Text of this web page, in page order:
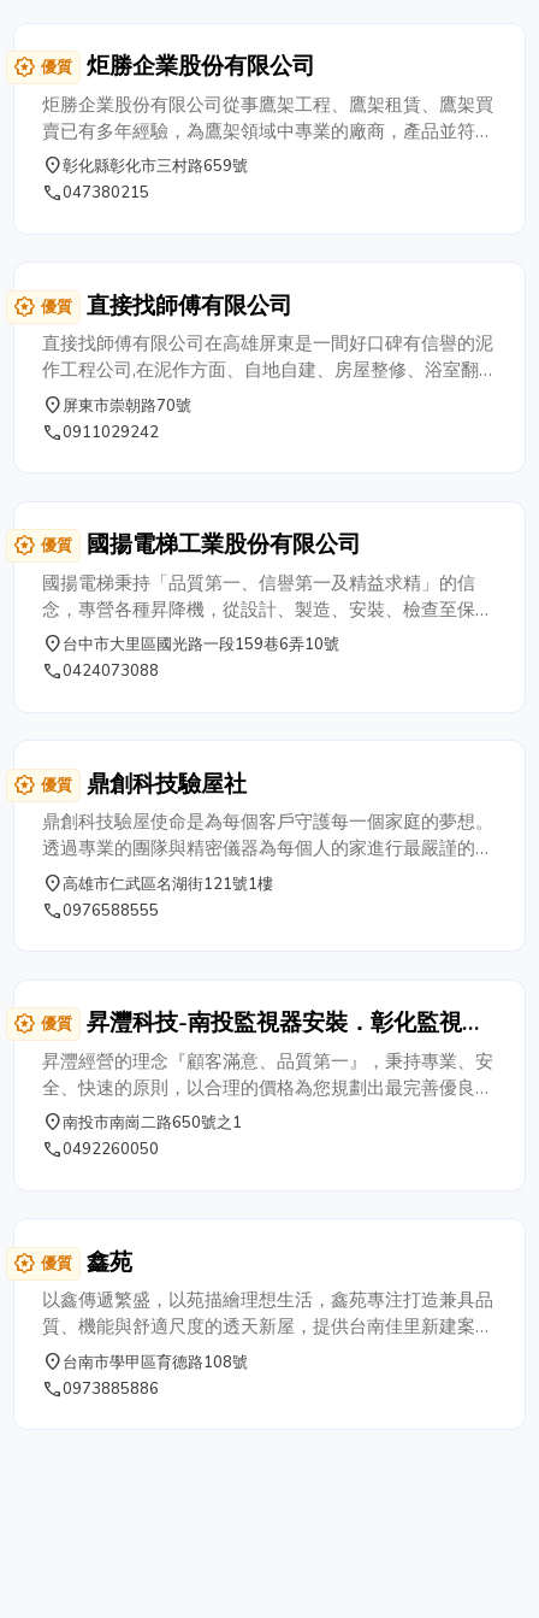
award_star 優質 炬勝企業股份有限公司
炬勝企業股份有限公司從事鷹架工程、鷹架租賃、鷹架買
賣已有多年經驗，為鷹架領域中專業的廠商，產品並符合
勞委會CNS4750、CNS4435國家標準規定。公司一直以
來秉持『誠信務實、品質安全』為經營理念，且產品擁有
架、鋼管支柱等，並配合估算工程數量來提供施工架新舊
材料之租賃、購買服務。
place彰化縣彰化市三村路659號
phone047380215
award_star 優質 直接找師傅有限公司
直接找師傅有限公司在高雄屏東是一間好口碑有信譽的泥
作工程公司,在泥作方面、自地自建、房屋整修、浴室翻
修、浴室整修、自平泥、鐵皮屋、鋼構、抿石子牆壁、地
磚工程、地磚鋪貼，都擁有專業泥作師傅工班和豐富的經
電洽詢,給您多一個更實在的選擇。
place屏東市崇朝路70號
phone0911029242
award_star 優質 國揚電梯工業股份有限公司
國揚電梯秉持「品質第一、信譽第一及精益求精」的信
念，專營各種昇降機，從設計、製造、安裝、檢查至保養
服務。 本公司自民國六十七年創立以來產品不斷推陳出
新，以生產安全、平穩、舒適快捷、靜音的高性能產品來
諾。 面對日新月異的不斷挑戰，國揚電梯配合尖端的電
腦科技，以符合業較高水準的要求， 有效的控制電梯啟
動、加速、減速、停車、水平、著床等，以最平穩、舒
適、精確的控制效果，呈現給顧客。 歡迎各界蒞臨指教 !
place台中市大里區國光路一段159巷6弄10號
phone0424073088
award_star 優質 鼎創科技驗屋社
鼎創科技驗屋使命是為每個客戶守護每一個家庭的夢想。
透過專業的團隊與精密儀器為每個人的家進行最嚴謹的房
屋檢測服務，鼎創科技驗屋團隊每個人都用心盡力致力於
確保您的家居環境安全、舒適，讓您的生活充滿愉悅和安
place高雄市仁武區名湖街121號1樓
phone0976588555
award_star 優質
昇灃科技-南投監視器安裝．彰化監視器
安裝．台中監視器安裝．草屯監視器安
裝．雲林監視器安裝．苗栗監視器安裝
昇灃經營的理念『顧客滿意、品質第一』，秉持專業、安
全、快速的原則，以合理的價格為您規劃出最完善優良的
優良品質。多年來承蒙各機關單位、民營機構及廣大的客
戶愛護與肯定，昇灃科技才能在此行業中屹立不搖，我們
place南投市南崗二路650號之1
phone0492260050
award_star 優質 鑫苑
以鑫傳遞繁盛，以苑描繪理想生活，鑫苑專注打造兼具品
質、機能與舒適尺度的透天新屋，提供台南佳里新建案賞
屋服務，專注自住需求，打造住得安心的住宅選擇。
place台南市學甲區育德路108號
phone0973885886